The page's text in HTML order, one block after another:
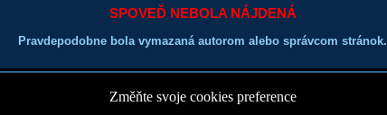
SPOVEĎ NEBOLA NÁJDENÁ
Pravdepodobne bola vymazaná autorom alebo správcom stránok.
Změňte svoje cookies preference